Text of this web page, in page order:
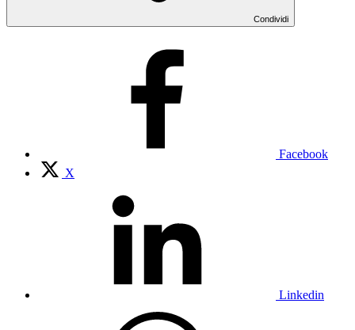
Condividi
Facebook
X
Linkedin